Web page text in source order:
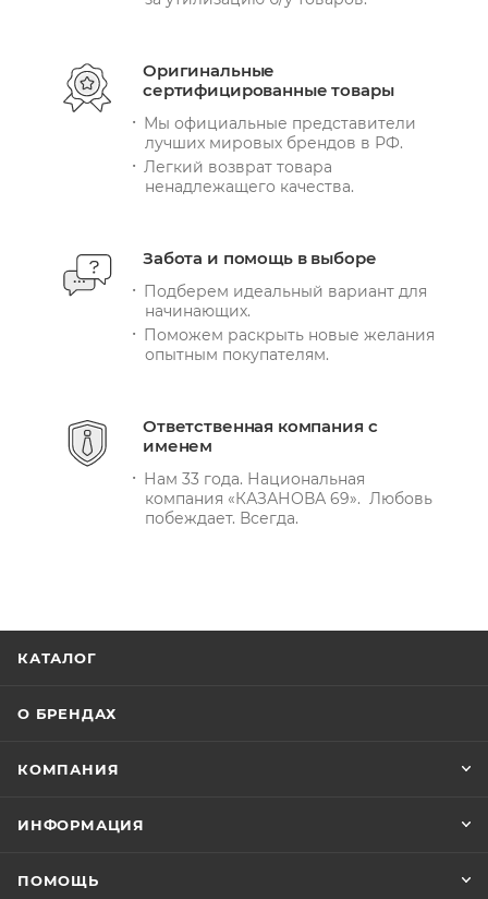
Оригинальные
сертифицированные товары
Мы официальные представители
лучших мировых брендов в РФ.
Легкий возврат товара
ненадлежащего качества.
Забота и помощь в выборе
Подберем идеальный вариант для
начинающих.
Поможем раскрыть новые желания
опытным покупателям.
Ответственная компания с
именем
Нам 33 года. Национальная
компания «КАЗАНОВА 69». Любовь
побеждает. Всегда.
КАТАЛОГ
О БРЕНДАХ
КОМПАНИЯ
ИНФОРМАЦИЯ
ПОМОЩЬ